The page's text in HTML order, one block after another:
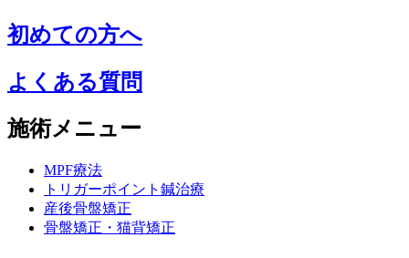
初めての方へ
よくある質問
施術メニュー
MPF療法
トリガーポイント鍼治療
産後骨盤矯正
骨盤矯正・猫背矯正